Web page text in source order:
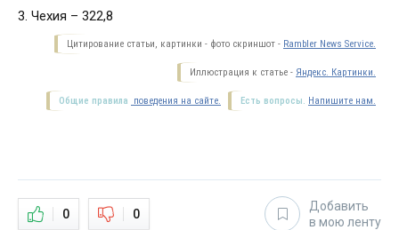
3. Чехия – 322,8
Цитирование статьи, картинки - фото скриншот - Rambler News Service.
Иллюстрация к статье - Яндекс. Картинки.
Есть вопросы. Напишите нам.
Общие правила поведения на сайте.
0 0
Добавить
в мою ленту